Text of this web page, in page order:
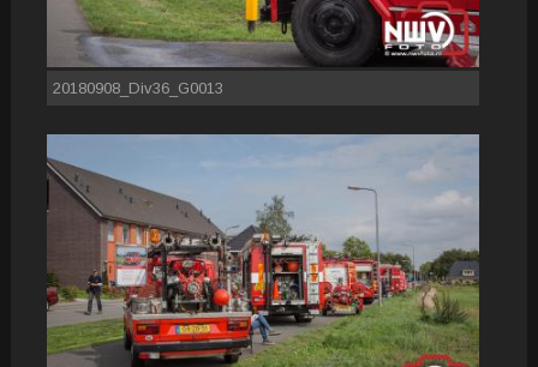
20180908_Div36_G0013